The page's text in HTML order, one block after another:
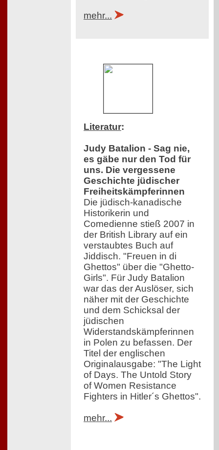
mehr...
Literatur:
Judy Batalion - Sag nie,
es gäbe nur den Tod für
uns. Die vergessene
Geschichte jüdischer
Freiheitskämpferinnen
Die jüdisch-kanadische
Historikerin und
Comedienne stieß 2007 in
der British Library auf ein
verstaubtes Buch auf
Jiddisch. "Freuen in di
Ghettos" über die "Ghetto-
Girls". Für Judy Batalion
war das der Auslöser, sich
näher mit der Geschichte
und dem Schicksal der
jüdischen
Widerstandskämpferinnen
in Polen zu befassen. Der
Titel der englischen
Originalausgabe: "The Light
of Days. The Untold Story
of Women Resistance
Fighters in Hitler´s Ghettos".
mehr...